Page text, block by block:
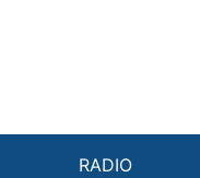
RADIO